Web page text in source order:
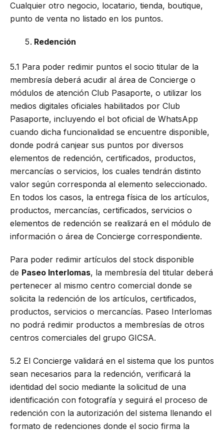
Cualquier otro negocio, locatario, tienda, boutique,
punto de venta no listado en los puntos.
Redención
5.1 Para poder redimir puntos el socio titular de la
membresía deberá acudir al área de Concierge o
módulos de atención Club Pasaporte, o utilizar los
medios digitales oficiales habilitados por Club
Pasaporte, incluyendo el bot oficial de WhatsApp
cuando dicha funcionalidad se encuentre disponible,
donde podrá canjear sus puntos por diversos
elementos de redención, certificados, productos,
mercancías o servicios, los cuales tendrán distinto
valor según corresponda al elemento seleccionado.
En todos los casos, la entrega física de los artículos,
productos, mercancías, certificados, servicios o
elementos de redención se realizará en el módulo de
información o área de Concierge correspondiente.
Para poder redimir artículos del stock disponible
de Paseo Interlomas, la membresía del titular deberá
pertenecer al mismo centro comercial donde se
solicita la redención de los artículos, certificados,
productos, servicios o mercancías. Paseo Interlomas
no podrá redimir productos a membresías de otros
centros comerciales del grupo GICSA.
5.2 El Concierge validará en el sistema que los puntos
sean necesarios para la redención, verificará la
identidad del socio mediante la solicitud de una
identificación con fotografía y seguirá el proceso de
redención con la autorización del sistema llenando el
formato de redenciones donde el socio firma la